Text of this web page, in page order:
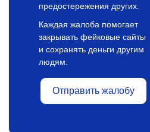
предостережения других.
Каждая жалоба помогает
закрывать фейковые сайты
и сохранять деньги другим
людям.
Отправить жалобу